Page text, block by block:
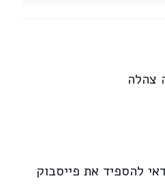
צהלה